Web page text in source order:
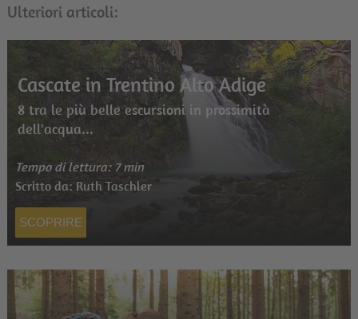
Ulteriori articoli:
Cascate in Trentino Alto Adige
8 tra le più belle escursioni in prossimità
dell'acqua...
Tempo di lettura: 7 min
Scritto da: Ruth Taschler
SCOPRIRE